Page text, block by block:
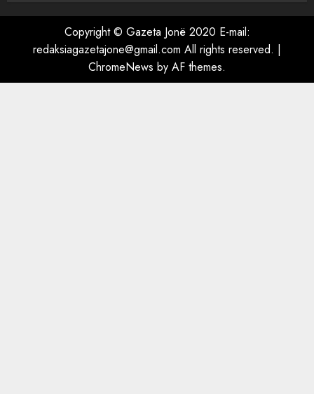
ngjau me Talo Çelën”,
dëshmia e Nuredin Dumanit
flet për PERSONAT që e
plagosën!
Copyright © Gazeta Jonë 2020 E-mail:
redaksiagazetajone@gmail.com All rights reserved. |
ChromeNews by AF themes.